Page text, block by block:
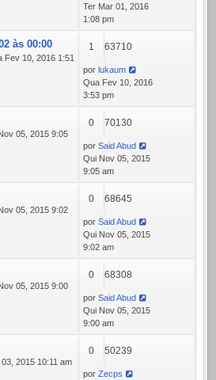
Ter Mar 01, 2016
1:08 pm
às 00:00
Fev 10, 2016 1:51
1 63710
por lukaum
Qua Fev 10, 2016
3:53 pm
05, 2015 9:05
0 70130
por Said Abud
Qui Nov 05, 2015
9:05 am
05, 2015 9:02
0 68645
por Said Abud
Qui Nov 05, 2015
9:02 am
05, 2015 9:00
0 68308
por Said Abud
Qui Nov 05, 2015
9:00 am
2015 10:11 am
0 50239
por Zecps